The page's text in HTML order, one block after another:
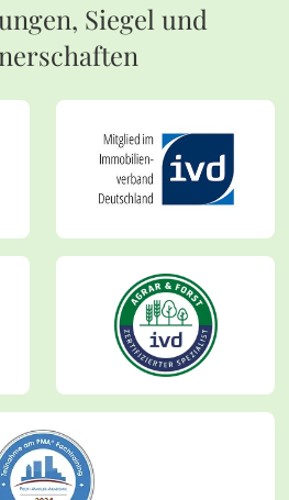
Siegel und